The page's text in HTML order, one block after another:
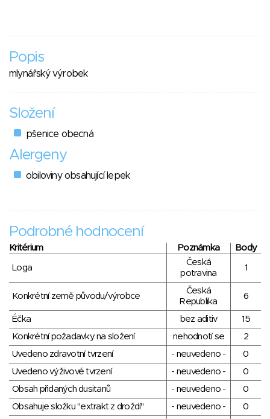
Popis
mlynářský výrobek
Složení
pšenice obecná
Alergeny
obiloviny obsahující lepek
Podrobné hodnocení
Kritérium Poznámka Body
Loga
Česká
potravina
1
Konkrétní země původu/výrobce
Česká
Republika
6
Éčka bez aditiv
15
Konkrétní požadavky na složení
nehodnotí se
2
Uvedeno zdravotní tvrzení
- neuvedeno -
0
Uvedeno výživové tvrzení
- neuvedeno -
0
Obsah přidaných dusitanů
- neuvedeno -
0
Obsahuje složku "extrakt z droždí"
- neuvedeno -
0